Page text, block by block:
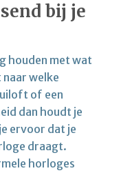
bij je
houden met wat
welke
of een
dan houdt je
ervoor dat je
draagt.
horloges